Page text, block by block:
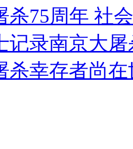
人 痛下狠手拳打脚踢
生回应
杀75周年 社
记录南京大
杀幸存者尚